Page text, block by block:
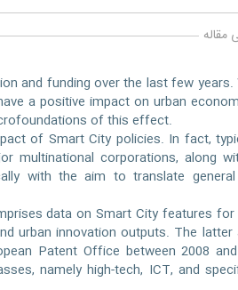
مقاله
and funding over the last few years.
a positive impact on urban
of this effect.
of Smart City policies. In fact,
multinational corporations, along
with the aim to translate general
data on Smart City features for
urban innovation outputs. The latter
Patent Office between 2008
namely high-tech, ICT, and